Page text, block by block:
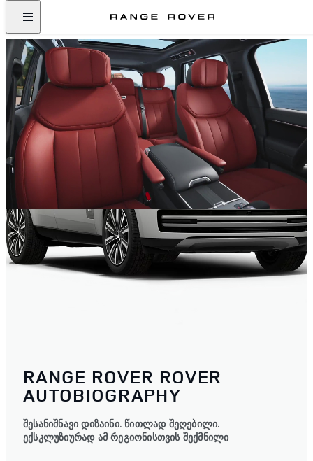
RANGE ROVER ROVER
AUTOBIOGRAPHY
შესანიშნავი დიზაინი. წითლად შეღებილი.
ექსკლუზიურად ამ რეგიონისთვის შექმნილი